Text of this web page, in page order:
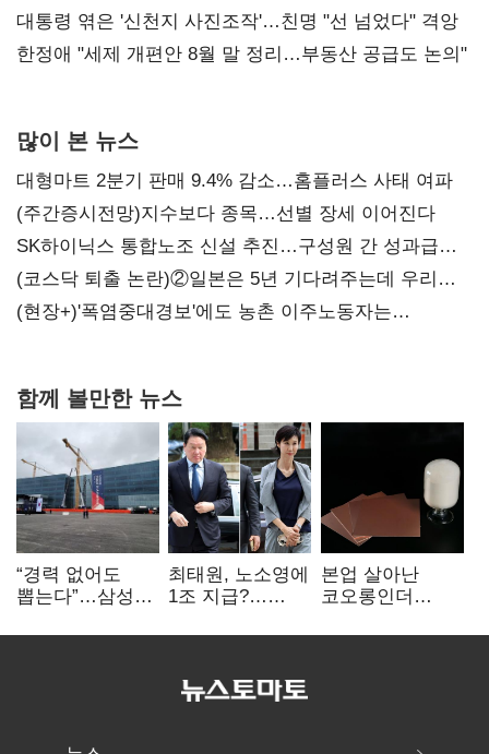
챙기기'
대통령 엮은 '신천지 사진조작'…친명 "선 넘었다" 격앙
한정애 "세제 개편안 8월 말 정리…부동산 공급도 논의"
많이 본 뉴스
대형마트 2분기 판매 9.4% 감소…홈플러스 사태 여파
(주간증시전망)지수보다 종목…선별 장세 이어진다
SK하이닉스 통합노조 신설 추진…구성원 간 성과급
불만 확산
(코스닥 퇴출 논란)②일본은 5년 기다려주는데 우리는
당장 퇴출?…시간만으론 부족한 코스닥 구하기
(현장+)'폭염중대경보'에도 농촌 이주노동자는
함께 볼만한 뉴스
“경력 없어도
뽑는다”…삼성
반도체 인재
최태원, 노소영에
1조 지급?…
본업 살아난
코오롱인더
배터리 소재로